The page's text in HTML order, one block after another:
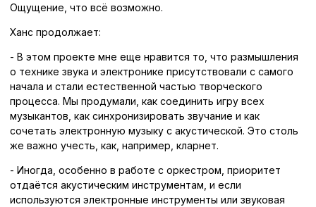
Ощущение, что всё возможно.
Ханс продолжает:
- В этом проекте мне еще нравится то, что размышления
о технике звука и электронике присутствовали с самого
начала и стали естественной частью творческого
процесса. Мы продумали, как соединить игру всех
музыкантов, как синхронизировать звучание и как
сочетать электронную музыку с акустической. Это столь
же важно учесть, как, например, кларнет.
- Иногда, особенно в работе с оркестром, приоритет
отдаётся акустическим инструментам, и если
используются электронные инструменты или звуковая